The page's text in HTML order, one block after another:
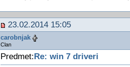
23.02.2014 15:05
carobnjak
Clan
Predmet:Re: win 7 driveri